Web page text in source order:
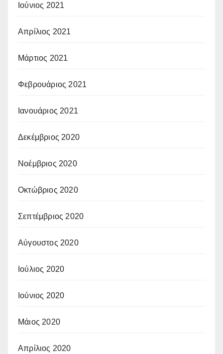
Ιούνιος 2021
Απρίλιος 2021
Μάρτιος 2021
Φεβρουάριος 2021
Ιανουάριος 2021
Δεκέμβριος 2020
Νοέμβριος 2020
Οκτώβριος 2020
Σεπτέμβριος 2020
Αύγουστος 2020
Ιούλιος 2020
Ιούνιος 2020
Μάιος 2020
Απρίλιος 2020